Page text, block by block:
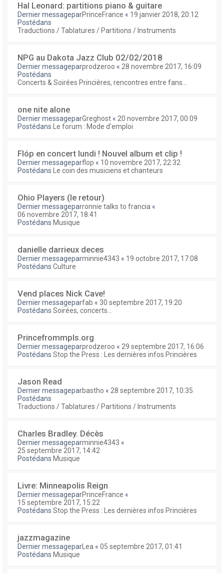
Hal Leonard: partitions piano & guitare
Dernier messageparPrinceFrance « 19 janvier 2018, 20:12
Postédans
Traductions / Tablatures / Partitions / Instruments
NPG au Dakota Jazz Club 02/02/2018
Dernier messageparprodzeroo « 28 novembre 2017, 16:09
Postédans
Concerts & Soirées Princières, rencontres entre fans...
one nite alone
Dernier messageparGreghost « 20 novembre 2017, 00:09
Postédans
Le forum : Mode d'emploi
Flóp en concert lundi ! Nouvel album et clip !
Dernier messageparflop « 10 novembre 2017, 22:32
Postédans
Le coin des musiciens et chanteurs
Ohio Players (le retour)
Dernier messageparronnie talks to francia «
06 novembre 2017, 18:41
Postédans Musique
danielle darrieux deces
Dernier messageparminnie4343 « 19 octobre 2017, 17:08
Postédans Culture
Vend places Nick Cave!
Dernier messageparfab « 30 septembre 2017, 19:20
Postédans Soirées, concerts...
Princefrommpls.org
Dernier messageparprodzeroo « 29 septembre 2017, 16:06
Postédans Stop the Press : Les dernières infos Princières
Jason Read
Dernier messageparbastho « 28 septembre 2017, 10:35
Postédans
Traductions / Tablatures / Partitions / Instruments
Charles Bradley. Décès
Dernier messageparminnie4343 «
25 septembre 2017, 14:42
Postédans Musique
Livre: Minneapolis Reign
Dernier messageparPrinceFrance «
15 septembre 2017, 15:22
Postédans Stop the Press : Les dernières infos Princières
jazzmagazine
Dernier messagepar Lea « 05 septembre 2017, 01:41
Postédans Musique